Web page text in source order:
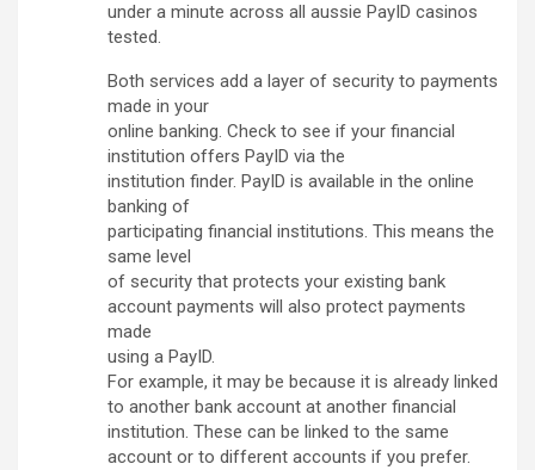
under a minute across all aussie PayID casinos
tested.
Both services add a layer of security to payments
made in your
online banking. Check to see if your financial
institution offers PayID via the
institution finder. PayID is available in the online
banking of
participating financial institutions. This means the
same level
of security that protects your existing bank
account payments will also protect payments
made
using a PayID.
For example, it may be because it is already linked
to another bank account at another financial
institution. These can be linked to the same
account or to different accounts if you prefer.